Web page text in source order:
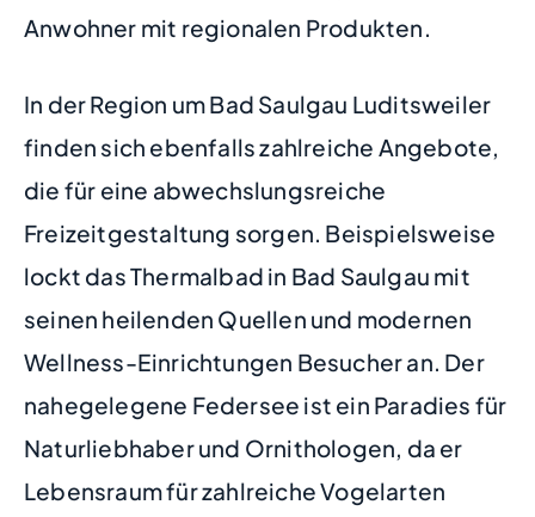
Anwohner mit regionalen Produkten.
In der Region um Bad Saulgau Luditsweiler
finden sich ebenfalls zahlreiche Angebote,
die für eine abwechslungsreiche
Freizeitgestaltung sorgen. Beispielsweise
lockt das Thermalbad in Bad Saulgau mit
seinen heilenden Quellen und modernen
Wellness-Einrichtungen Besucher an. Der
nahegelegene Federsee ist ein Paradies für
Naturliebhaber und Ornithologen, da er
Lebensraum für zahlreiche Vogelarten